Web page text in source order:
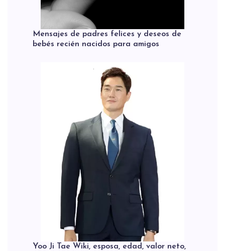
Mensajes de padres felices y deseos de
bebés recién nacidos para amigos
Yoo Ji Tae Wiki, esposa, edad, valor neto,